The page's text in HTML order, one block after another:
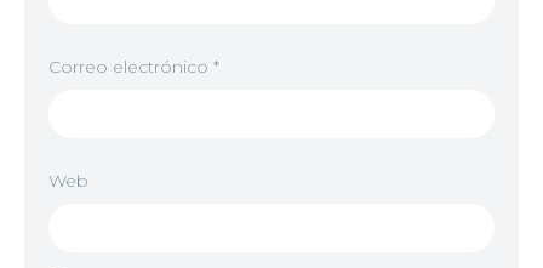
Correo electrónico *
Web